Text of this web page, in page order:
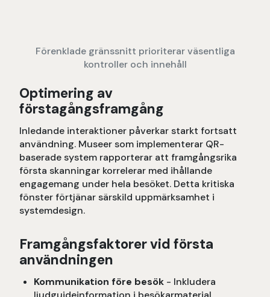
Förenklade gränssnitt prioriterar väsentliga
kontroller och innehåll
Optimering av
förstagångsframgång
Inledande interaktioner påverkar starkt fortsatt
användning. Museer som implementerar QR-
baserade system rapporterar att framgångsrika
första skanningar korrelerar med ihållande
engagemang under hela besöket. Detta kritiska
fönster förtjänar särskild uppmärksamhet i
systemdesign.
Framgångsfaktorer vid första
användningen
Kommunikation före besök - Inkludera